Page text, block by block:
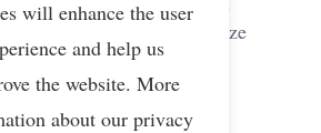
elementen van onze
niet goed meer.
will enhance the user
and help us
the website. More
about our privacy